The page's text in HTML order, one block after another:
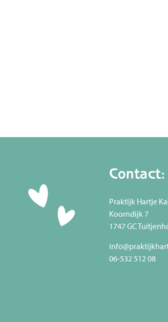
Contact:
Praktijk Hartje
Koorndijk 7
1747 GC
06-532 512 08